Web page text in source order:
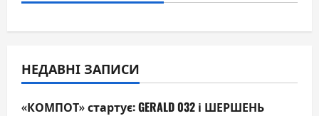
НЕДАВНІ ЗАПИСИ
«КОМПОТ» стартує: GERALD 032 і ШЕРШЕНЬ